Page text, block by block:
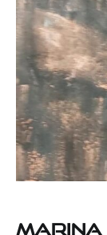
Marina